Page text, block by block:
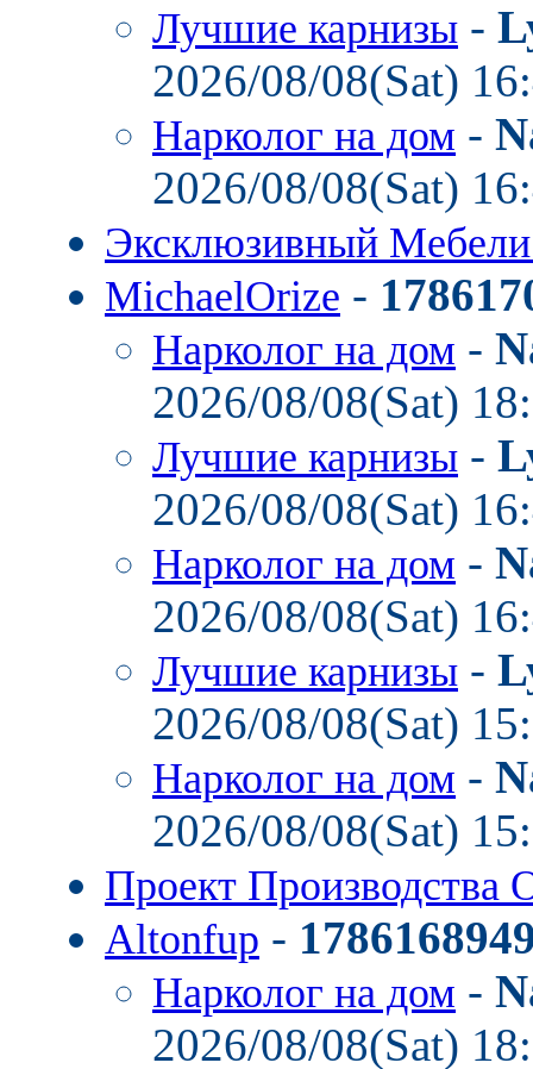
Лучшие карнизы -
2026/08/08(Sat)
Нарколог на дом -
2026/08/08(Sat)
Эксклюзивный
MichaelOrize -
Нарколог на дом -
2026/08/08(Sat)
Лучшие карнизы -
2026/08/08(Sat)
Нарколог на дом -
2026/08/08(Sat)
Лучшие карнизы -
2026/08/08(Sat)
Нарколог на дом -
2026/08/08(Sat)
Проект Производства
Altonfup -
Нарколог на дом -
2026/08/08(Sat)